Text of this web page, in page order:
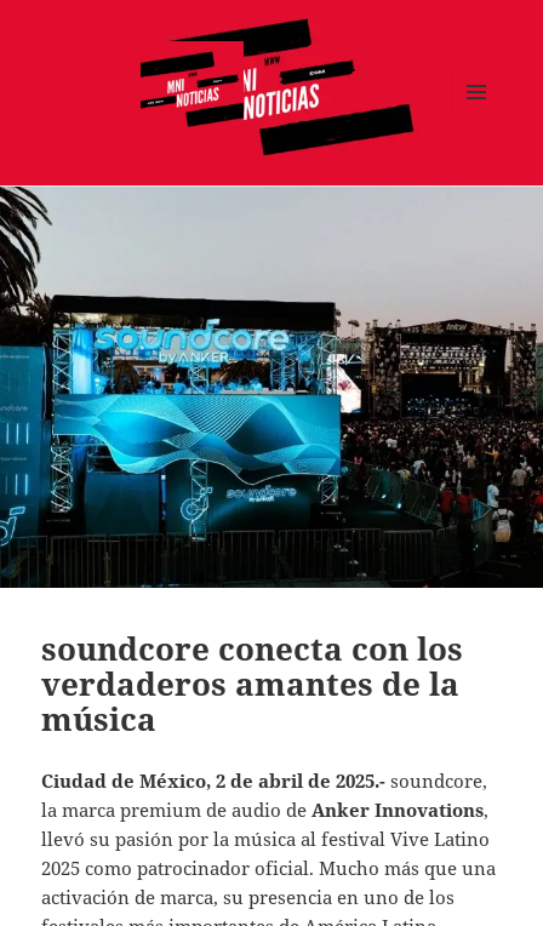
soundcore conecta con los
verdaderos amantes de la
música
Ciudad de México, 2 de abril de 2025.-soundcore,
la marca premium de audio de Anker Innovations,
llevó su pasión por la música al festival Vive Latino
2025 como patrocinador oficial. Mucho más que una
activación de marca, su presencia en uno de los